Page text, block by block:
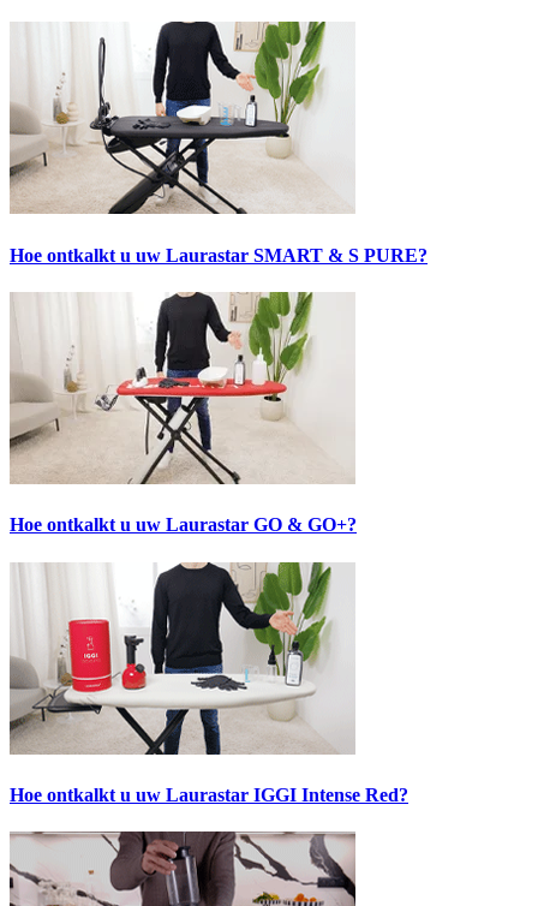
Hoe ontkalkt u uw Laurastar SMART & S PURE?
Hoe ontkalkt u uw Laurastar GO & GO+?
Hoe ontkalkt u uw Laurastar IGGI Intense Red?